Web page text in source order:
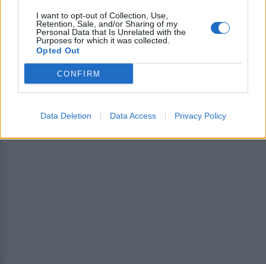
I want to opt-out of Collection, Use,
Retention, Sale, and/or Sharing of my
Personal Data that Is Unrelated with the
Purposes for which it was collected.
Opted Out
CONFIRM
Data Deletion Data Access Privacy Policy
ερμηνεύτρια τη Ναυσικά Γαβριλάκη και
συνθέτες και στιχουργούς τους Δημήτρη
Κουμπή και Ναυσικά Γαβριλάκη.